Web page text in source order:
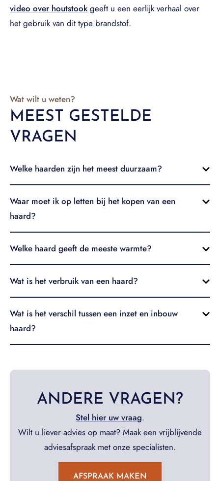
video over houtstook geeft u een eerlijk verhaal over
het gebruik van dit type brandstof.
Wat wilt u weten?
MEEST GESTELDE
VRAGEN
Welke haarden zijn het meest duurzaam?
Waar moet ik op letten bij het kopen van een
haard?
Welke haard geeft de meeste warmte?
Wat is het verbruik van een haard?
Wat is het verschil tussen een inzet en inbouw
haard?
ANDERE VRAGEN?
Stel hier uw vraag.
Wilt u liever advies op maat? Maak een vrijblijvende
adviesafspraak met onze specialisten.
AFSPRAAK MAKEN